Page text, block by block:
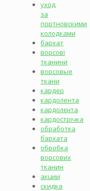
уход
за
портновскими
колодками
бархат
ворсові
тканини
ворсовые
ткани
кардер
кардолента
кардолєнта
кардострічка
обработка
бархата
обробка
ворсових
тканин
акции
скидка